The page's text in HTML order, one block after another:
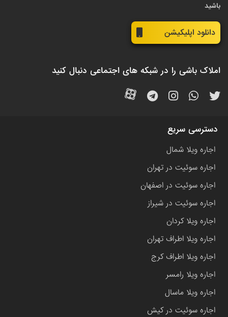
باشید
دانلود اپلیکیشن
املاک باشی را در شبکه های اجتماعی دنبال کنید
دسترسی سریع
اجاره ویلا شمال
اجاره سوئیت در تهران
اجاره سوئیت در اصفهان
اجاره سوئیت در شیراز
اجاره ویلا کردان
اجاره ویلا اطراف تهران
اجاره ویلا اطراف کرج
اجاره ویلا رامسر
اجاره ویلا ماسال
اجاره سوئیت در کیش